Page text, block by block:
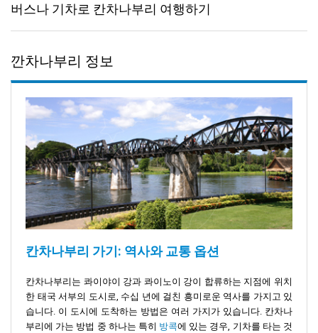
버스나 기차로 칸차나부리 여행하기
깐차나부리 정보
칸차나부리 가기: 역사와 교통 옵션
칸차나부리는 콰이야이 강과 콰이노이 강이 합류하는 지점에 위치
한 태국 서부의 도시로, 수십 년에 걸친 흥미로운 역사를 가지고 있
습니다. 이 도시에 도착하는 방법은 여러 가지가 있습니다. 칸차나
부리에 가는 방법 중 하나는 특히 방콕에 있는 경우, 기차를 타는 것